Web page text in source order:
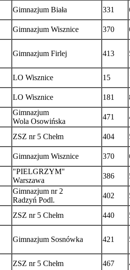
Gimnazjum Biała 331
Gimnazjum Wisznice 370
Gimnazjum Firlej 413
LO Wisznice 15
LO Wisznice 181
Gimnazjum
Wola Osowińska
471
ZSZ nr 5 Chełm 404
Gimnazjum Wisznice 370
"PIELGRZYM"
Warszawa
386
Gimnazjum nr 2
Radzyń Podl.
402
ZSZ nr 5 Chełm 440
Gimnazjum Sosnówka 421
ZSZ nr 5 Chełm 467